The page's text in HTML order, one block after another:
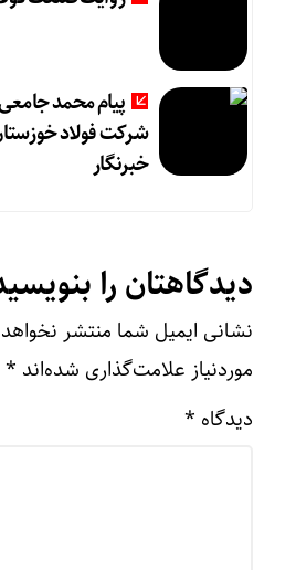
پیام محمد
شرکت فولاد
خبرنگار
دیدگاهتان را
نشانی ایمیل شما منتشر
موردنیاز علامت‌گذاری شده‌اند *
دیدگاه *